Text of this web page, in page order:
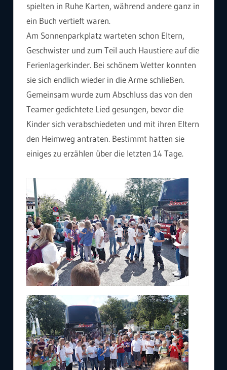
spielten in Ruhe Karten, während andere ganz in
ein Buch vertieft waren.
Am Sonnenparkplatz warteten schon Eltern,
Geschwister und zum Teil auch Haustiere auf die
Ferienlagerkinder. Bei schönem Wetter konnten
sie sich endlich wieder in die Arme schließen.
Gemeinsam wurde zum Abschluss das von den
Teamer gedichtete Lied gesungen, bevor die
Kinder sich verabschiedeten und mit ihren Eltern
den Heimweg antraten. Bestimmt hatten sie
einiges zu erzählen über die letzten 14 Tage.